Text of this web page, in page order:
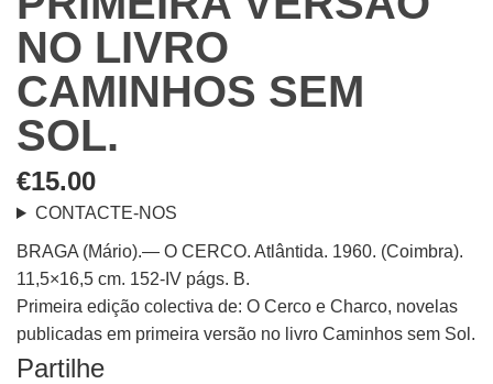
NO LIVRO
CAMINHOS SEM
SOL.
€15.00
CONTACTE-NOS
BRAGA (Mário).— O CERCO. Atlântida. 1960. (Coimbra).
11,5×16,5 cm. 152-IV págs. B.
Primeira edição colectiva de: O Cerco e Charco, novelas
publicadas em primeira versão no livro Caminhos sem Sol.
Partilhe